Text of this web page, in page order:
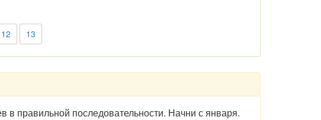
12 13
правильной последовательности. Начни с января.